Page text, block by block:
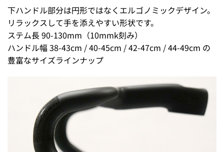
下ハンドル部分は円形ではなくエルゴノミックデザイン。
リラックスして手を添えやすい形状です。
ステム長 90-130mm（10mmk刻み）
ハンドル幅 38-43cm / 40-45cm / 42-47cm / 44-49cm の
豊富なサイズラインナップ